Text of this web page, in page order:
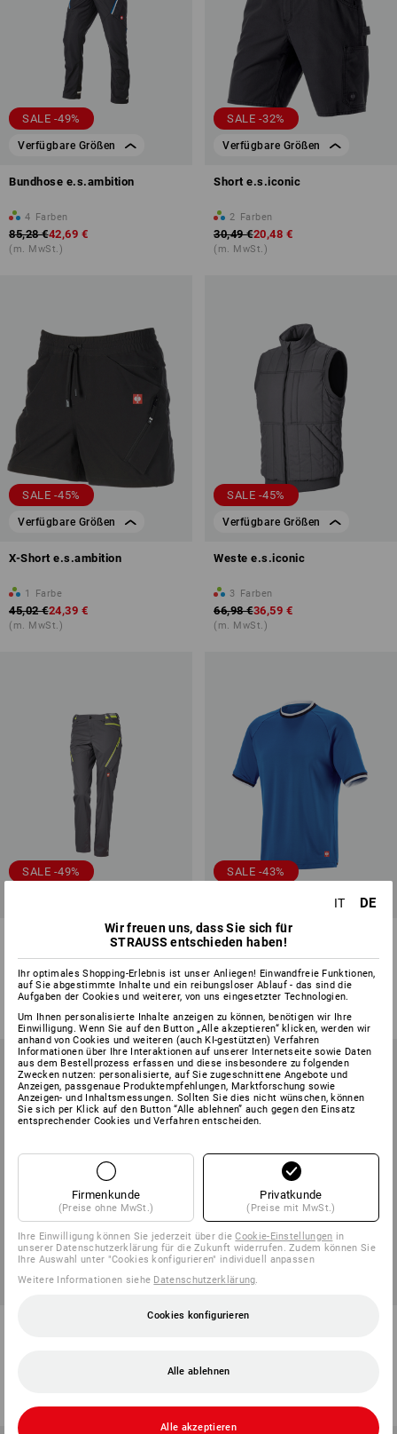
SALE -49%
Verfügbare Größen
Bundhose e.s.ambition
4 Farben
85,28 €42,69 €
(m. MwSt.)
SALE -32%
Verfügbare Größen
Short e.s.iconic
2 Farben
30,49 €20,48 €
(m. MwSt.)
SALE -45%
Verfügbare Größen
X-Short e.s.ambition
1 Farbe
45,02 €24,39 €
(m. MwSt.)
SALE -45%
Verfügbare Größen
Weste e.s.iconic
3 Farben
66,98 €36,59 €
(m. MwSt.)
SALE -49%
Multipocket-Hose e.s.ambition,
4 Farben
60,88 €30,49 €
(m. MwSt.)
SALE -43%
Funktions T-Shirt e.s.ambition
3 Farben
30,38 €17,07 €
(m. MwSt.)
SALE -49%
Verfügbare Größen
SALE -49%
Verfügbare Größen
Warnschutz Funktions Short
IT DE
Wir freuen uns, dass Sie sich für
STRAUSS entschieden haben!
Ihr optimales Shopping-Erlebnis ist unser Anliegen! Einwandfreie Funktionen,
auf Sie abgestimmte Inhalte und ein reibungsloser Ablauf - das sind die
Aufgaben der Cookies und weiterer, von uns eingesetzter Technologien.
Um Ihnen personalisierte Inhalte anzeigen zu können, benötigen wir Ihre
Einwilligung. Wenn Sie auf den Button „Alle akzeptieren“ klicken, werden wir
anhand von Cookies und weiteren (auch KI-gestützten) Verfahren
Informationen über Ihre Interaktionen auf unserer Internetseite sowie Daten
aus dem Bestellprozess erfassen und diese insbesondere zu folgenden
Zwecken nutzen: personalisierte, auf Sie zugeschnittene Angebote und
Anzeigen, passgenaue Produktempfehlungen, Marktforschung sowie
Anzeigen- und Inhaltsmessungen. Sollten Sie dies nicht wünschen, können
Sie sich per Klick auf den Button “Alle ablehnen” auch gegen den Einsatz
entsprechender Cookies und Verfahren entscheiden.
Firmenkunde
(Preise ohne MwSt.)
Privatkunde
(Preise mit MwSt.)
Ihre Einwilligung können Sie jederzeit über dieCookie-Einstellungen in
unserer Datenschutzerklärung für die Zukunft widerrufen. Zudem können Sie
Ihre Auswahl unter "Cookies konfigurieren" individuell anpassen
Weitere Informationen siehe Datenschutzerklärung.
Cookies konfigurieren
Alle ablehnen
Alle akzeptieren